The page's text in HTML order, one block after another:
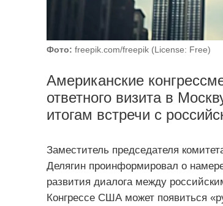
Фото: freepik.com/freepik (License: Free)
Американские
ответного визита в
итогам встречи с
Заместитель председателя
Делягин проинформировал о
развития диалога между
Конгрессе США может появиться